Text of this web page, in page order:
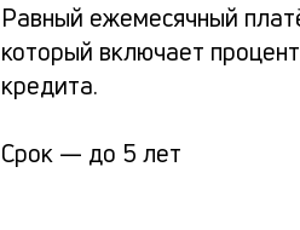
Равный ежемесячный
который включает
кредита.
Срок — до 5 лет